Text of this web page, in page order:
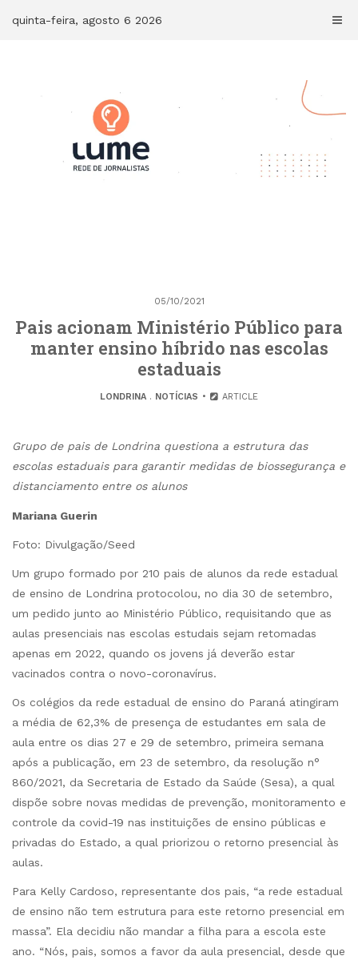
quinta-feira, agosto 6 2026
05/10/2021
Pais acionam Ministério Público para
manter ensino híbrido nas escolas
estaduais
LONDRINA. NOTÍCIAS ARTICLE
Grupo de pais de Londrina questiona a estrutura das
escolas estaduais para garantir medidas de biossegurança e
distanciamento entre os alunos
Mariana Guerin
Foto: Divulgação/Seed
Um grupo formado por 210 pais de alunos da rede estadual
de ensino de Londrina protocolou, no dia 30 de setembro,
um pedido junto ao Ministério Público, requisitando que as
aulas presenciais nas escolas estudais sejam retomadas
apenas em 2022, quando os jovens já deverão estar
vacinados contra o novo-coronavírus.
Os colégios da rede estadual de ensino do Paraná atingiram
a média de 62,3% de presença de estudantes em sala de
aula entre os dias 27 e 29 de setembro, primeira semana
após a publicação, em 23 de setembro, da resolução n°
860/2021, da Secretaria de Estado da Saúde (Sesa), a qual
dispõe sobre novas medidas de prevenção, monitoramento e
controle da covid-19 nas instituições de ensino públicas e
privadas do Estado, a qual priorizou o retorno presencial às
aulas.
Para Kelly Cardoso, representante dos pais, “a rede estadual
de ensino não tem estrutura para este retorno presencial em
massa”. Ela decidiu não mandar a filha para a escola este
ano. “Nós, pais, somos a favor da aula presencial, desde que